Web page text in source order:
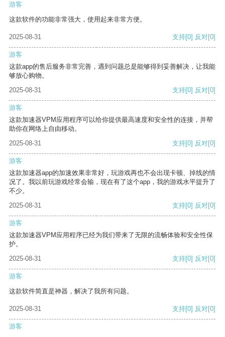
游客
这款软件的功能非常强大，使用起来非常方便。
2025-08-31 支持[0] 反对[0]
游客
这款app的售后服务非常完善，遇到问题总是能够得到妥善解决，让我能
够放心购物。
2025-08-31
支持[0] 反对[0]
游客
这款加速器VPM应用程序可以给你提供最高速度和安全性的连接，并帮
助你在网络上自由移动。
2025-08-31
支持[0] 反对[0]
游客
这款加速器app的加速效果非常好，玩游戏再也不会出现卡顿、掉线的情
况了。我以前玩游戏经常会输，现在有了这个app，我的游戏水平提升了
不少。
2025-08-31
支持[0] 反对[0]
游客
这款加速器VPM应用程序已经为我们带来了无限的流畅体验和安全性保
护。
2025-08-31
支持[0] 反对[0]
游客
这款软件简直是神器，解决了我所有问题。
2025-08-31 支持[0] 反对[0]
游客